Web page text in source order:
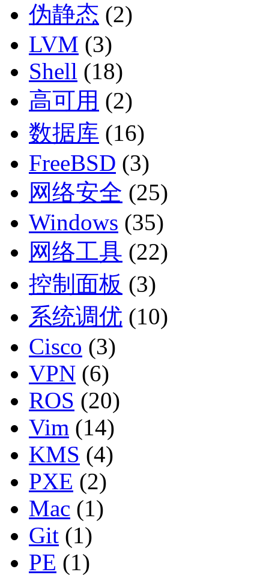
伪静态 (2)
LVM (3)
Shell (18)
高可用 (2)
数据库 (16)
FreeBSD (3)
网络安全 (25)
Windows (35)
网络工具 (22)
控制面板 (3)
系统调优 (10)
Cisco (3)
VPN (6)
ROS (20)
Vim (14)
KMS (4)
PXE (2)
Mac (1)
Git (1)
PE (1)